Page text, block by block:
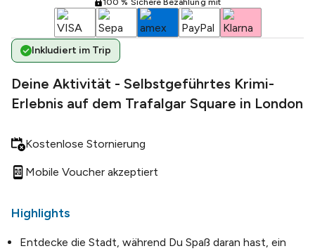
100 % Sichere Bezahlung mit
Inkludiert im Trip
Deine Aktivität - Selbstgeführtes Krimi-
Erlebnis auf dem Trafalgar Square in London
Kostenlose Stornierung
Mobile Voucher akzeptiert
Highlights
Entdecke die Stadt, während Du Spaß daran hast, ein